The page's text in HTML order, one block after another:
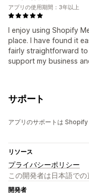
I enjoy using Shopify
place. I have found it
fairly straightforward to
support my business
アプリの使用期間：3年以上
サポート
アプリのサポートは Shopify
リソース
プライバシーポリシー
この開発者は日本語で
開発者